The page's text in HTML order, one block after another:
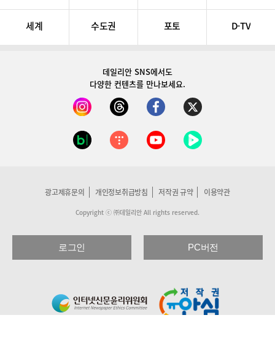
세계 수도권 포토 D-TV
데일리안 SNS에서도
다양한 컨텐츠를 만나보세요.
광고제휴문의 개인정보취급방침 저작권 규약 이용약관
Copyright ⓒ ㈜데일리안 All rights reserved.
로그인 PC버전